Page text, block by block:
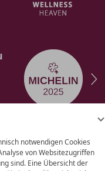
notwendigen Cookies
von Websitezugriffen
sind. Eine Übersicht der
Impressum